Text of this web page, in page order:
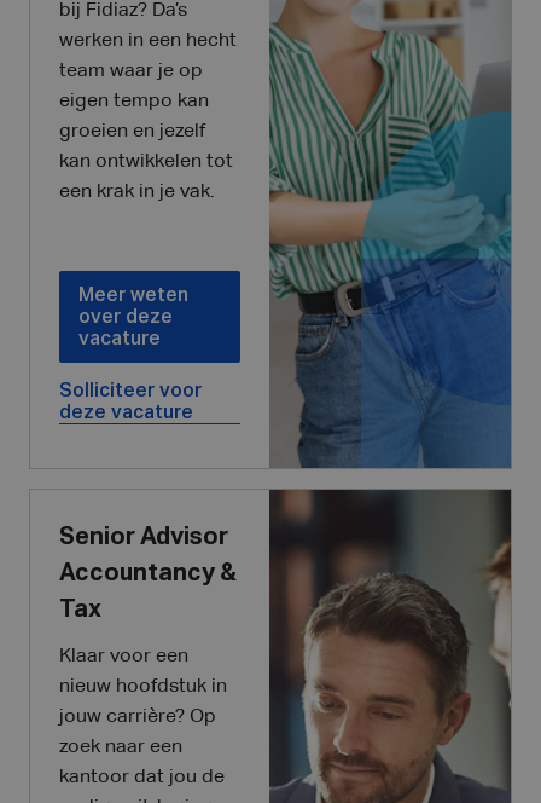
bij Fidiaz? Da’s
werken in een hecht
team waar je op
eigen tempo kan
groeien en jezelf
kan ontwikkelen tot
een krak in je vak.
Meer weten
over deze
vacature
Solliciteer voor
deze vacature
Senior Advisor
Accountancy &
Tax
Klaar voor een
nieuw hoofdstuk in
jouw carrière? Op
zoek naar een
kantoor dat jou de